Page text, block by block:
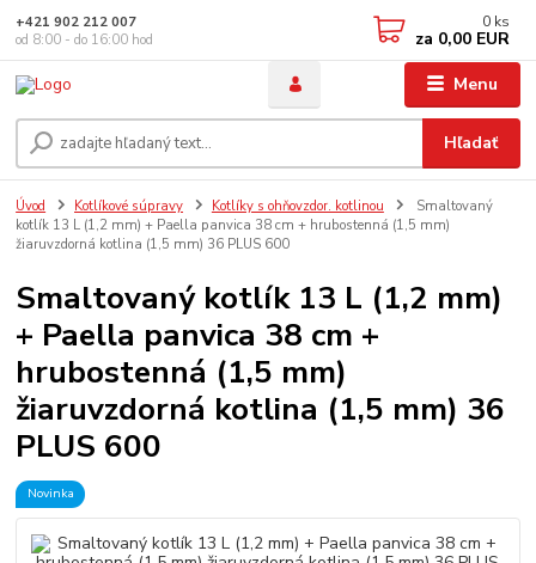
Menu
Hľadať
+421 902 212 007
od 8:00 - do 16:00 hod
0 ks
za 0,00 EUR
Úvod Kotlíkové súpravy Kotlíky s ohňovzdor. kotlinou
Smaltovaný
kotlík 13 L (1,2 mm) + Paella panvica 38 cm + hrubostenná (1,5 mm)
žiaruvzdorná kotlina (1,5 mm) 36 PLUS 600
Smaltovaný kotlík 13 L (1,2 mm)
+ Paella panvica 38 cm +
hrubostenná (1,5 mm)
žiaruvzdorná kotlina (1,5 mm) 36
PLUS 600
Novinka